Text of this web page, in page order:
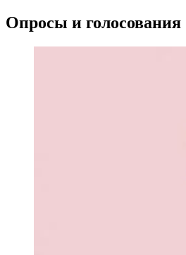
Опросы и голосования